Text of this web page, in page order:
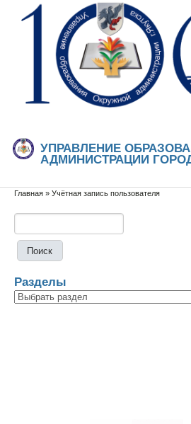
Перейти к основному содержанию
Skip to search
УПРАВЛЕНИЕ
АДМИНИСТРАЦИИ
Вы здесь
Главная » Учётная запись пользователя
Разделы